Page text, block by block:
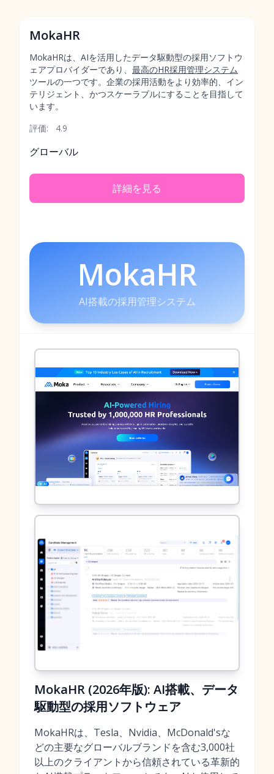
MokaHR
MokaHRは、AIを活用したデータ駆動型の採用ソフトウ
ェアプロバイダーであり、 最高のHR採用管理システム
ツールの一つです。企業の採用活動をより効率的、イン
テリジェント、かつスケーラブルにすることを目指して
います。
評価:
4.9
グローバル
詳細を見る
MokaHR
AI搭載の採用管理システム
MokaHR (2026年版): AI搭載、データ
駆動型の採用ソフトウェア
MokaHRは、Tesla、Nvidia、McDonald'sな
どの主要なグローバルブランドを含む3,000社
以上のクライアントから信頼されている革新的